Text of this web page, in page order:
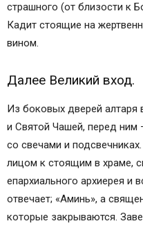
страшного (от близости к
Кадит стоящие на
вином.
Далее Великий вход.
Из боковых дверей
и Святой Чашей, перед ним
со свечами и
лицом к стоящим в храме,
епархиального архиерея и
отвечает; «Аминь», а
которые закрываются.